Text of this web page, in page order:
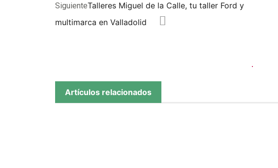
SiguienteTalleres Miguel de la Calle, tu taller Ford y
multimarca en Valladolid
Artículos relacionados